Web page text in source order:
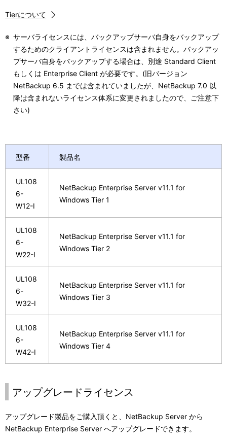
Tierについて
※ サーバライセンスには、バックアップサーバ自身をバックアップ
するためのクライアントライセンスは含まれません。バックアッ
プサーバ自身をバックアップする場合は、別途 Standard Client
もしくは Enterprise Client が必要です。(旧バージョン
NetBackup 6.5 までは含まれていましたが、NetBackup 7.0 以
降は含まれないライセンス体系に変更されましたので、ご注意下
さい)
型番 製品名
UL108
6-
W12-I
NetBackup Enterprise Server v11.1 for
Windows Tier 1
UL108
6-
W22-I
NetBackup Enterprise Server v11.1 for
Windows Tier 2
UL108
6-
W32-I
NetBackup Enterprise Server v11.1 for
Windows Tier 3
UL108
6-
W42-I
NetBackup Enterprise Server v11.1 for
Windows Tier 4
アップグレードライセンス
アップグレード製品をご購入頂くと、NetBackup Server から
NetBackup Enterprise Server へアップグレードできます。